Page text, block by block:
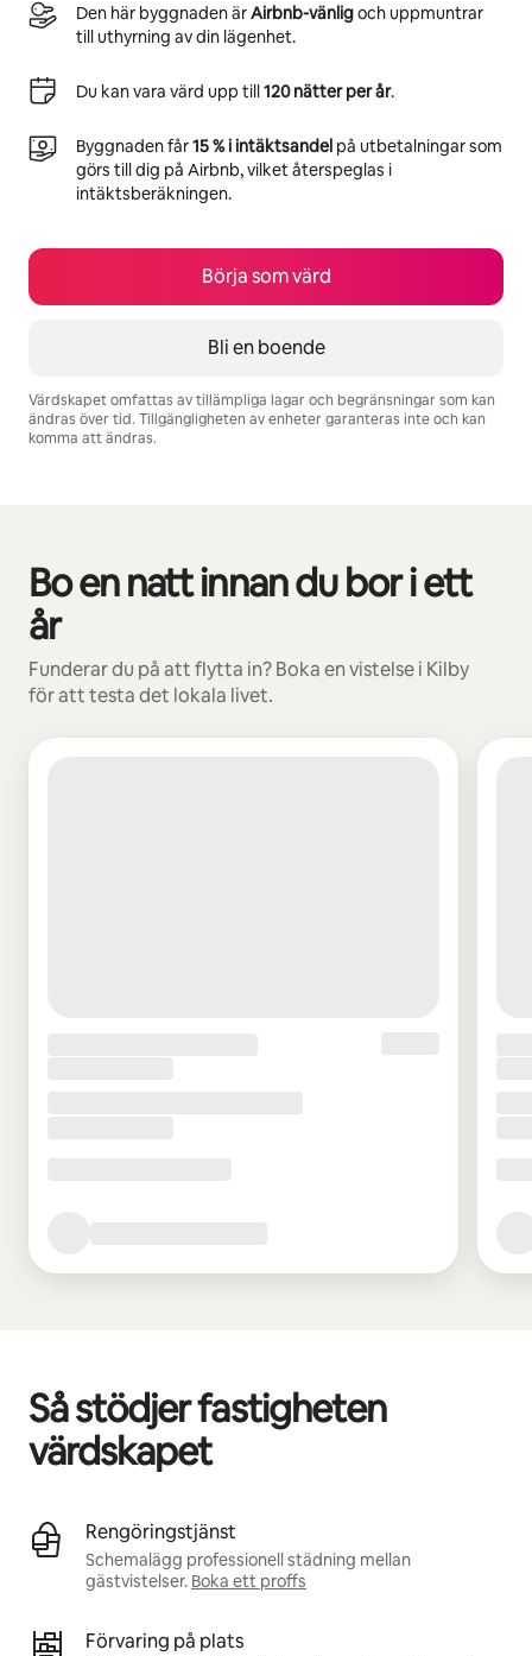
Den här byggnaden ärAirbnb-vänligoch uppmuntrar
till uthyrning av din lägenhet.
Du kan vara värd upp till120 nätter per år.
Byggnaden får15 % i intäktsandel på utbetalningar som
görs till dig på Airbnb, vilket återspeglas i
intäktsberäkningen.
Börja som värd
Bli en boende
Värdskapet omfattas av tillämpliga lagar och begränsningar som kan
ändras över tid. Tillgängligheten av enheter garanteras inte och kan
komma att ändras.
Bo en natt innan du bor i ett
år
Funderar du på att flytta in? Boka en vistelse i Kilby
för att testa det lokala livet.
0 av 0 objekt visas
Så stödjer fastigheten
värdskapet
Rengöringstjänst
Schemalägg professionell städning mellan
gästvistelser. Boka ett proffs
Förvaring på plats